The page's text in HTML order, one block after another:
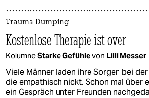
Trauma Dumping
Kostenlose Therapie ist over
KolumneStarke Gefühlevon Lilli Messer
Viele Männer laden ihre Sorgen bei
die empathisch nickt. Schon mal über
ein Gespräch unter Freunden